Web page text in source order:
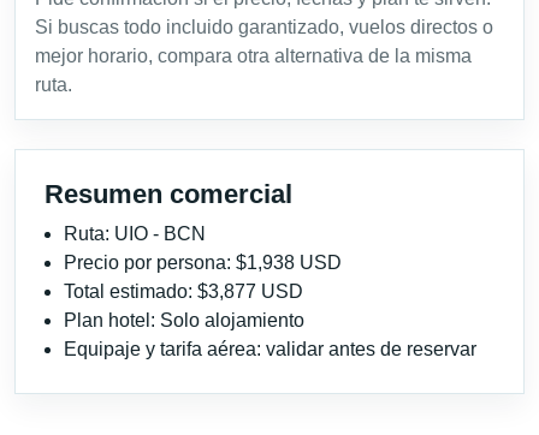
Si buscas todo incluido garantizado, vuelos directos o
mejor horario, compara otra alternativa de la misma
ruta.
Resumen comercial
Ruta: UIO - BCN
Precio por persona: $1,938 USD
Total estimado: $3,877 USD
Plan hotel: Solo alojamiento
Equipaje y tarifa aérea: validar antes de reservar